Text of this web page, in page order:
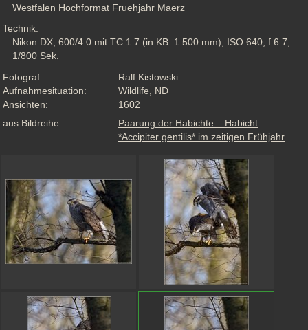
Westfalen Hochformat Fruehjahr Maerz
Technik:
Nikon DX, 600/4.0 mit TC 1.7 (in KB: 1.500 mm), ISO 640, f 6.7,
1/800 Sek.
Fotograf:
Ralf Kistowski
Aufnahmesituation:
Wildlife, ND
Ansichten:
1602
aus Bildreihe:
Paarung der Habichte... Habicht
*Accipiter gentilis* im zeitigen Frühjahr